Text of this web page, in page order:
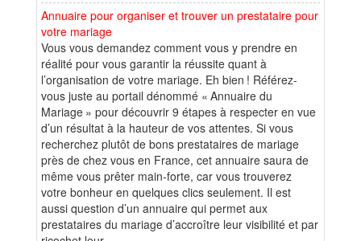
Annuaire pour organiser et trouver un prestataire pour
votre mariage
Vous vous demandez comment vous y prendre en
réalité pour vous garantir la réussite quant à
l’organisation de votre mariage. Eh bien ! Référez-
vous juste au portail dénommé « Annuaire du
Mariage » pour découvrir 9 étapes à respecter en vue
d’un résultat à la hauteur de vos attentes. Si vous
recherchez plutôt de bons prestataires de mariage
près de chez vous en France, cet annuaire saura de
même vous prêter main-forte, car vous trouverez
votre bonheur en quelques clics seulement. Il est
aussi question d’un annuaire qui permet aux
prestataires du mariage d’accroître leur visibilité et par